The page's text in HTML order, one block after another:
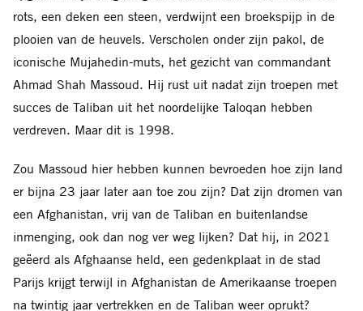
rots, een deken een steen, verdwijnt een broekspijp in de
plooien van de heuvels. Verscholen onder zijn pakol, de
iconische Mujahedin-muts, het gezicht van commandant
Ahmad Shah Massoud. Hij rust uit nadat zijn troepen met
succes de Taliban uit het noordelijke Taloqan hebben
verdreven. Maar dit is 1998.
Zou Massoud hier hebben kunnen bevroeden hoe zijn land
er bijna 23 jaar later aan toe zou zijn? Dat zijn dromen van
een Afghanistan, vrij van de Taliban en buitenlandse
inmenging, ook dan nog ver weg lijken? Dat hij, in 2021
geëerd als Afghaanse held, een gedenkplaat in de stad
Parijs krijgt terwijl in Afghanistan de Amerikaanse troepen
na twintig jaar vertrekken en de Taliban weer oprukt?